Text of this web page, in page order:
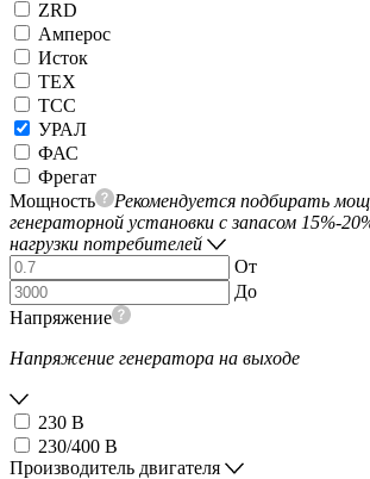
ZRD
Амперос
Исток
ТЕХ
ТСС
УРАЛ
ФАС
Фрегат
Мощность
Рекомендуется подбирать
генераторной установки с запасом 15%-
нагрузки потребителей
От
До
Напряжение
Напряжение генератора на выходе
230 В
230/400 В
Производитель двигателя